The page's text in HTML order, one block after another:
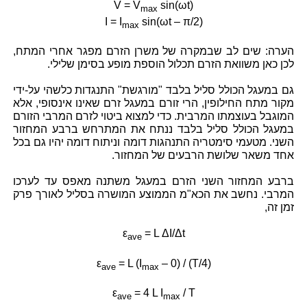
V = Vmax sin(ωt)
I = I max sin(ωt – π/2)
הערה: שים לב שבמקרה של משרן הזרם מפגר אחרי המתח,
לכן כאן משוואת הזרם תכלול הוספת מופע בסימן שלילי.
גם במעגל הכולל סליל בלבד "מורגשת" התנגדות כלשהי על-ידי
מקור מתח החילופין, הרי זורם במעגל זרם שאינו אינסופי, אלא
המוגבל בעוצמתו המרבית. כדי למצוא ביטוי לזרם המרבי הזורם
במעגל הכולל סליל בלבד ננתח את המתרחש ברבע המחזור
השני. מטעמי סימטריה התנהגות דומה וניתוח דומה יהיו גם בכל
אחד משאר שלושת הרבעים של המחזור.
ברבע המחזור השני הזרם במעגל משתנה מאפס עד לערכו
המרבי. נחשב את הכא"מ הממוצע המושרה בסליל לאורך פרק
זמן זה,
εave= L ΔI/Δt
εave= L (I max – 0) / (T/4)
εave= 4 L I max / T